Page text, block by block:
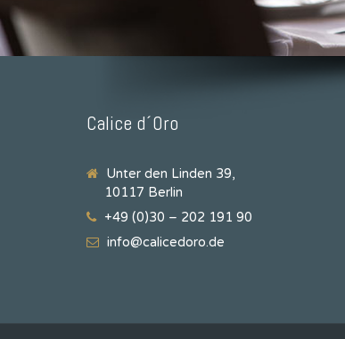
Calice d´Oro
Unter den Linden 39,
10117 Berlin
+49 (0)30 – 202 191 90
info@calicedoro.de